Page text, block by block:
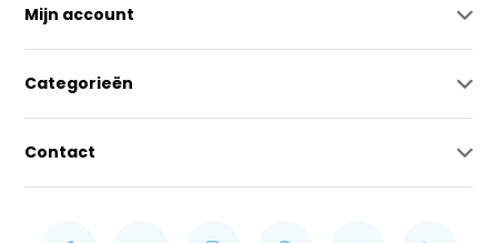
Mijn account
Categorieën
Contact